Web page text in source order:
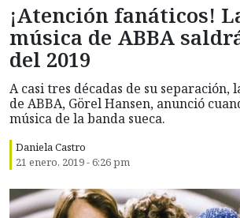
¡Atención fanáticos!
música de ABBA
del 2019
A casi tres décadas de su separación,
de ABBA, Görel Hansen, anunció
música de la banda sueca.
Daniela Castro
21 enero, 2019 - 6:26 pm